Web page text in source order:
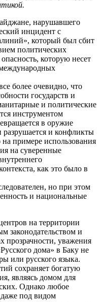
нарушавшего
инцидент с
который был сбит
политических
которую несет
более очевидно, что
государств и
и политические
инструментом
в оружие
разрушается и конфликты
примере использования
на суверенные
как это было в
но при этом
и национальные
на территории
законодательством и
прозрачности, уважения
дома» в Баку не
или русского языка.
сохраняет богатую
являясь домом для
Однако любое
даже под видом